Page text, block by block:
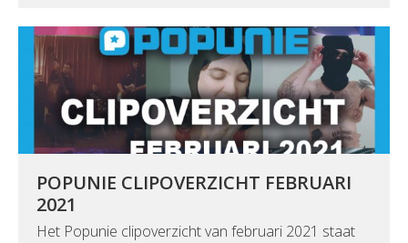
POPUNIE CLIPOVERZICHT FEBRUARI
2021
Het Popunie clipoverzicht van februari 2021 staat